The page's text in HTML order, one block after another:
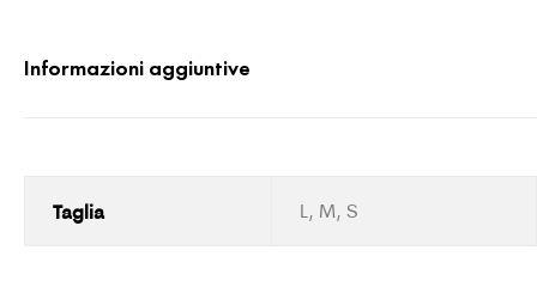
Informazioni aggiuntive
Taglia L, M, S